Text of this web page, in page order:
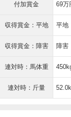
付加賞金 69万
収得賞金：平地 平地
収得賞金：障害 障害
連対時：馬体重
連対時：斤量